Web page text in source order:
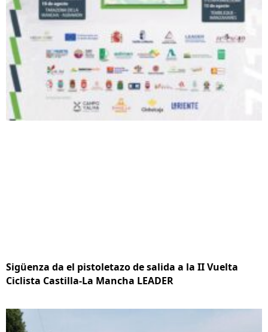
Sigüenza da el pistoletazo de salida a la II Vuelta
Ciclista Castilla-La Mancha LEADER